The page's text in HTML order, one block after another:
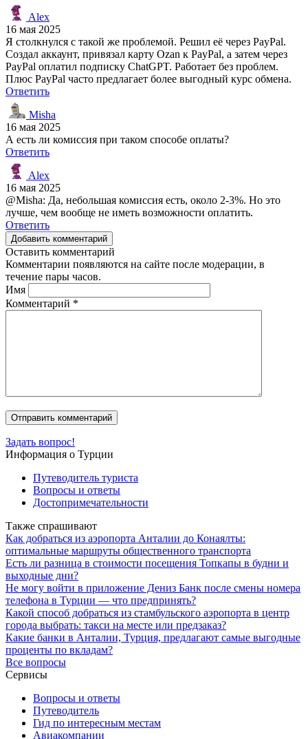
Alex
16 мая 2025
Я столкнулся с такой же проблемой. Решил её через PayPal.
Создал аккаунт, привязал карту Ozan к PayPal, а затем через
PayPal оплатил подписку ChatGPT. Работает без проблем.
Плюс PayPal часто предлагает более выгодный курс обмена.
Ответить
Misha
16 мая 2025
А есть ли комиссия при таком способе оплаты?
Ответить
Alex
16 мая 2025
@Misha: Да, небольшая комиссия есть, около 2-3%. Но это
лучше, чем вообще не иметь возможности оплатить.
Ответить
Добавить комментарий
Оставить комментарий
Комментарии появляются на сайте после модерации, в
течение пары часов.
Имя
Комментарий *
Задать вопрос!
Информация о Турции
Путеводитель туриста
Вопросы и ответы
Достопримечательности
Также спрашивают
Как добраться из аэропорта Анталии до Конаялты:
оптимальные маршруты общественного транспорта
Есть ли разница в стоимости посещения Топкапы в будни и
выходные дни?
Не могу войти в приложение Дениз Банк после смены номера
телефона в Турции — что предпринять?
Какой способ добраться из стамбульского аэропорта в центр
города выбрать: такси на месте или предзаказ?
Какие банки в Анталии, Турция, предлагают самые выгодные
проценты по вкладам?
Все вопросы
Сервисы
Вопросы и ответы
Путеводитель
Гид по интересным местам
Авиакомпании